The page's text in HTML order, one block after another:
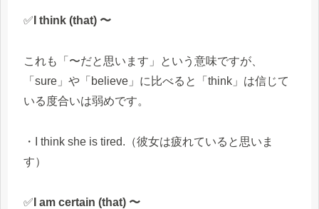
✅ I think (that) 〜
これも「〜だと思います」という意味ですが、
「sure」や「believe」に比べると「think」は信じて
いる度合いは弱めです。
・I think she is tired.（彼女は疲れていると思いま
す）
✅ I am certain (that) 〜